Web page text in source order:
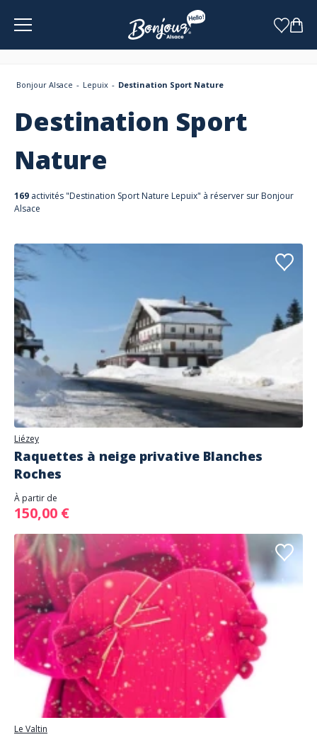
Bonjour Alsace Lepuix Destination Sport Nature
Destination Sport
Nature
169 activités "Destination Sport Nature Lepuix" à réserver sur Bonjour
Alsace
Liézey
Raquettes à neige privative Blanches
Roches
À partir de
150,00 €
Le Valtin